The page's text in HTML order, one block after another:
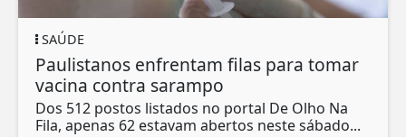
SAÚDE
Paulistanos enfrentam filas para tomar
vacina contra sarampo
Dos 512 postos listados no portal De Olho Na
Fila, apenas 62 estavam abertos neste sábado...